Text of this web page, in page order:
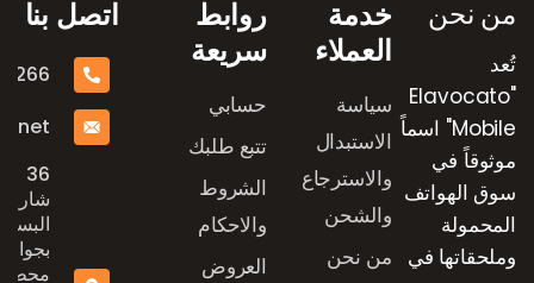
من نحن
تُعد
"Elavocato
Mobile" اسماً
موثوقاً في
سوق الهواتف
المحمولة
وملحقاتها في
خدمة
العملاء
سياسة
الاستبدال
والاسترجاع
والشحن
من نحن
روابط
سريعة
حسابي
تتبع طلبك
الشروط
والاحكام
العروض
اتصل بنا
36
شارع
بجوار
محطة